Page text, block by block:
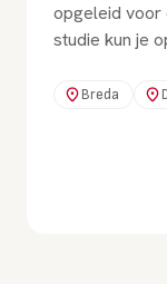
opgeleid voor
studie kun je
het verschil
Breda